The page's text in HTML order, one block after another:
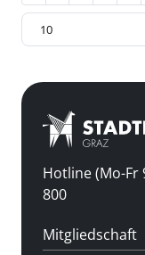
Hotline (Mo-Fr
800
Mitgliedschaft